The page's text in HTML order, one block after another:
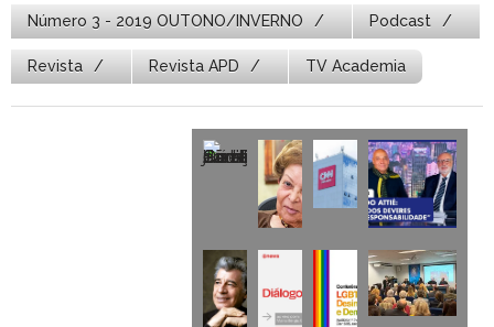
Número 3 - 2019 OUTONO/INVERNO Podcast
Revista Revista APD TV Academia